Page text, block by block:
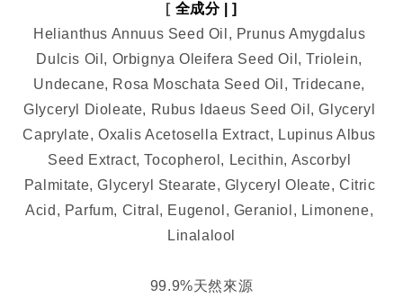
[ 全成分 | ]
Helianthus Annuus Seed Oil, Prunus Amygdalus
Dulcis Oil, Orbignya Oleifera Seed Oil, Triolein,
Undecane, Rosa Moschata Seed Oil, Tridecane,
Glyceryl Dioleate, Rubus Idaeus Seed Oil, Glyceryl
Caprylate, Oxalis Acetosella Extract, Lupinus Albus
Seed Extract, Tocopherol, Lecithin, Ascorbyl
Palmitate, Glyceryl Stearate, Glyceryl Oleate, Citric
Acid, Parfum, Citral, Eugenol, Geraniol, Limonene,
Linalalool
99.9%天然來源